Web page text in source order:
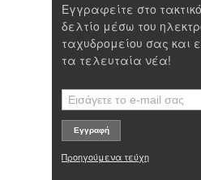
Εγγραφείτε στο
δελτίο μέσω του
ταχυδρομείου σας και
τα τελευταία νέα!
Προηγούμενα τεύχη